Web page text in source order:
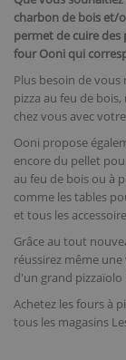
charbon de bois et/
permet de cuire des
four Ooni qui
Plus besoin de
pizza au feu de
chez vous avec
Ooni propose
encore du pellet
au feu de bois ou à
comme les tables
et tous les
Grâce au tout
réussirez même
d'un grand pizzaïolo
Achetez les fours à
tous les magasins